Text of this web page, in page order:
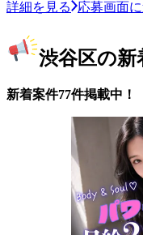
詳細を見る 応募画面
渋谷区の新
新着案件77件掲載中！